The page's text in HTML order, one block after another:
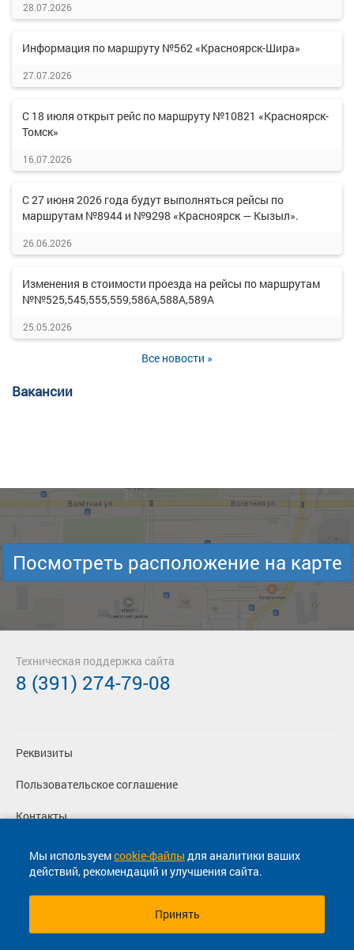
28.07.2026
Информация по маршруту №562 «Красноярск-Шира»
27.07.2026
С 18 июля открыт рейс по маршруту №10821 «Красноярск-
Томск»
16.07.2026
С 27 июня 2026 года будут выполняться рейсы по
маршрутам №8944 и №9298 «Красноярск — Кызыл».
26.06.2026
Изменения в стоимости проезда на рейсы по маршрутам
№№525,545,555,559,586А,588А,589А
25.05.2026
Все новости »
Вакансии
Мы используемcookie-файлы для аналитики ваших
действий, рекомендаций и улучшения сайта.
Принять
Посмотреть расположение на карте
Реквизиты
Пользовательское соглашение
Контакты
Политика конфиденциальности
Перевозчикам
Техническая поддержка сайта
8 (391) 274-79-08
© 2013-2026, ООО "Капитал"- Онлайн сервис продажи